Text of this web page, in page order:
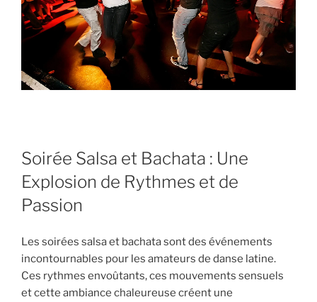
Soirée Salsa et Bachata : Une
Explosion de Rythmes et de
Passion
Les soirées salsa et bachata sont des événements
incontournables pour les amateurs de danse latine.
Ces rythmes envoûtants, ces mouvements sensuels
et cette ambiance chaleureuse créent une